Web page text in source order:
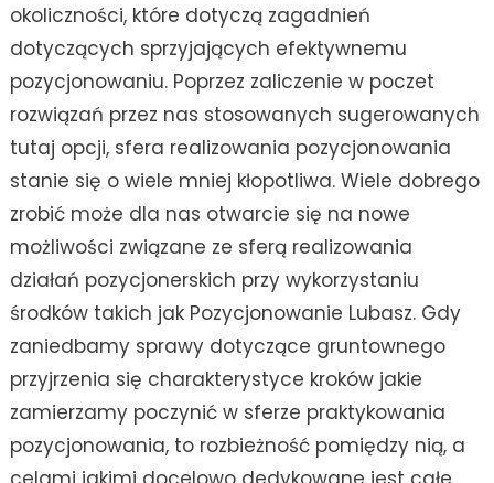
okoliczności, które dotyczą zagadnień
dotyczących sprzyjających efektywnemu
pozycjonowaniu. Poprzez zaliczenie w poczet
rozwiązań przez nas stosowanych sugerowanych
tutaj opcji, sfera realizowania pozycjonowania
stanie się o wiele mniej kłopotliwa. Wiele dobrego
zrobić może dla nas otwarcie się na nowe
możliwości związane ze sferą realizowania
działań pozycjonerskich przy wykorzystaniu
środków takich jak Pozycjonowanie Lubasz. Gdy
zaniedbamy sprawy dotyczące gruntownego
przyjrzenia się charakterystyce kroków jakie
zamierzamy poczynić w sferze praktykowania
pozycjonowania, to rozbieżność pomiędzy nią, a